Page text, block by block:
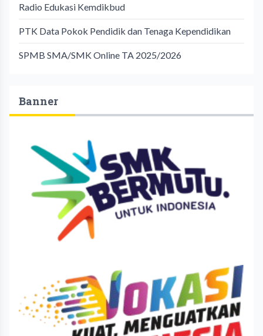
Radio Edukasi Kemdikbud
PTK Data Pokok Pendidik dan Tenaga Kependidikan
SPMB SMA/SMK Online TA 2025/2026
Banner